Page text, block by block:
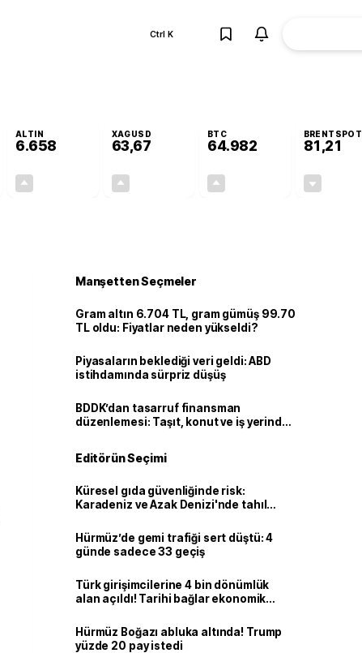
Ctrl K
ALTIN
6.658
XAGUSD
63,67
BTC
64.982
BRENTSPOT
81,21
Manşetten Seçmeler
Gram altın 6.704 TL, gram gümüş 99.70
TL oldu: Fiyatlar neden yükseldi?
Piyasaların beklediği veri geldi: ABD
istihdamında sürpriz düşüş
BDDK’dan tasarruf finansman
düzenlemesi: Taşıt, konut ve iş yerinde
Editörün Seçimi
Küresel gıda güvenliğinde risk:
Karadeniz ve Azak Denizi'nde tahıl
Hürmüz’de gemi trafiği sert düştü: 4
günde sadece 33 geçiş
Türk girişimcilerine 4 bin dönümlük
alan açıldı! Tarihi bağlar ekonomik
Hürmüz Boğazı abluka altında! Trump
yüzde 20 pay istedi